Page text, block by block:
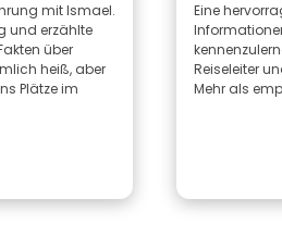
mit Ismael.
und erzählte
über
heiß, aber
Plätze im
Eine
kennenzulernen Ein sehr
Reiseleiter
Mehr als